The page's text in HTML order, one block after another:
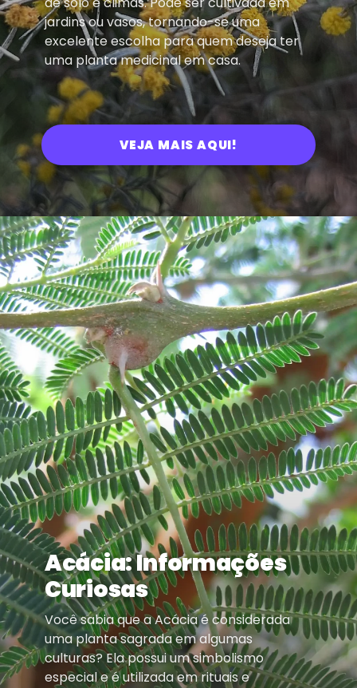
jardins ou vasos, tornando-se uma
excelente escolha para quem deseja ter
uma planta medicinal em casa.
VEJA MAIS AQUI!
Acácia: Informações
Curiosas
Você sabia que a Acácia é considerada
uma planta sagrada em algumas
culturas? Ela possui um simbolismo
especial e é utilizada em rituais e